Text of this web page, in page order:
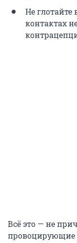
Не глотайте
контактах
Всё это — не
провоцирующие